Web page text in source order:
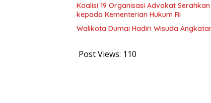
Koalisi 19 Organisasi Advokat
kepada Kementerian Hukum RI
Walikota Dumai Hadiri Wisuda
Post Views: 110